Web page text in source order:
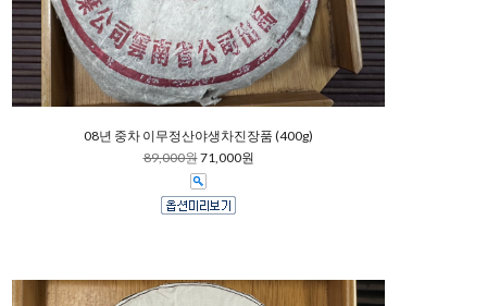
08년 중차 이무정산야생차진장품 (400g)
89,000원71,000원